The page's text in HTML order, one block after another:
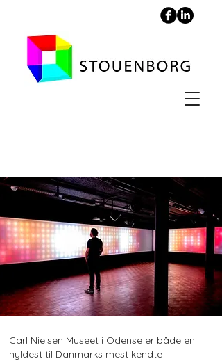
Carl Nielsen Museet i Odense er både en
hyldest til Danmarks mest kendte